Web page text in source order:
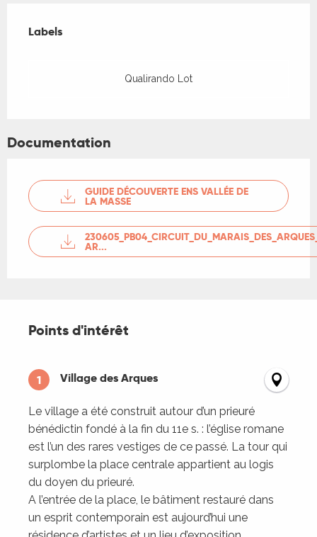
Labels
Labels
Qualirando Lot
Documentation
GUIDE DÉCOUVERTE ENS VALLÉE DE
LA MASSE
AR...
Points d'intérêt
1 Village des Arques
Le village a été construit autour d’un prieuré
bénédictin fondé à la fin du 11e s. : l’église romane
est l’un des rares vestiges de ce passé. La tour qui
surplombe la place centrale appartient au logis
du doyen du prieuré.
A l’entrée de la place, le bâtiment restauré dans
un esprit contemporain est aujourd’hui une